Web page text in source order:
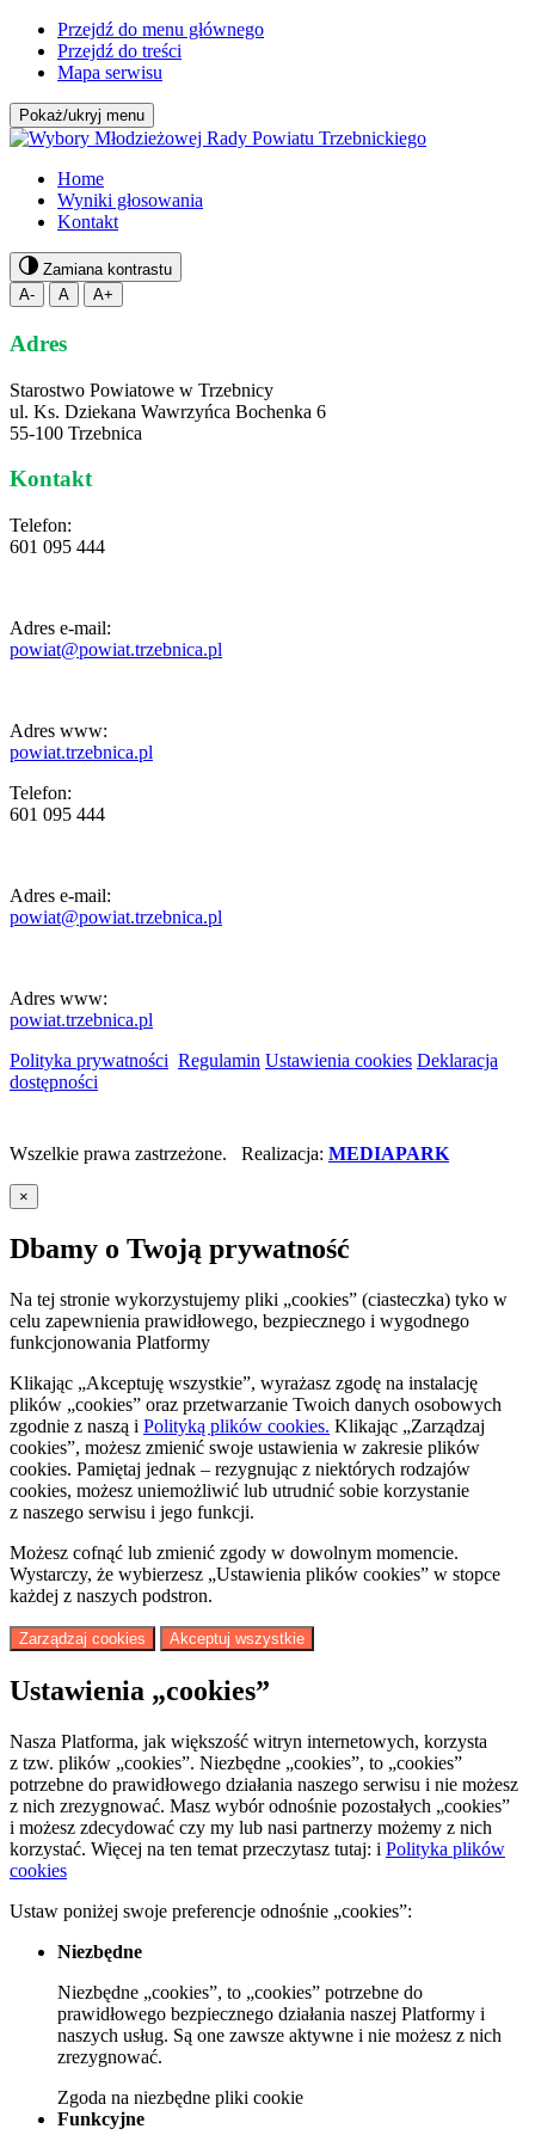
Przejdź do menu głównego
Przejdź do treści
Mapa serwisu
Pokaż/ukryj menu
Home
Wyniki głosowania
Kontakt
Zamiana kontrastu
A-
A A+
Adres
Starostwo Powiatowe w Trzebnicy
ul. Ks. Dziekana Wawrzyńca Bochenka 6
55-100 Trzebnica
Kontakt
Telefon:
601 095 444
Adres e-mail:
powiat@powiat.trzebnica.pl
Adres www:
powiat.trzebnica.pl
Telefon:
601 095 444
Adres e-mail:
powiat@powiat.trzebnica.pl
Adres www:
powiat.trzebnica.pl
Polityka prywatności Regulamin Ustawienia cookies Deklaracja
dostępności
Wszelkie prawa zastrzeżone. Realizacja: MEDIAPARK
×
Dbamy o Twoją prywatność
Na tej stronie wykorzystujemy pliki „cookies” (ciasteczka) tyko w
celu zapewnienia prawidłowego, bezpiecznego i wygodnego
funkcjonowania Platformy
Klikając „Akceptuję wszystkie”, wyrażasz zgodę na instalację
plików „cookies” oraz przetwarzanie Twoich danych osobowych
zgodnie z naszą i Polityką plików cookies. Klikając „Zarządzaj
cookies”, możesz zmienić swoje ustawienia w zakresie plików
cookies. Pamiętaj jednak – rezygnując z niektórych rodzajów
cookies, możesz uniemożliwić lub utrudnić sobie korzystanie
z naszego serwisu i jego funkcji.
Możesz cofnąć lub zmienić zgody w dowolnym momencie.
Wystarczy, że wybierzesz „Ustawienia plików cookies” w stopce
każdej z naszych podstron.
Zarządzaj cookies Akceptuj wszystkie
Ustawienia „cookies”
Nasza Platforma, jak większość witryn internetowych, korzysta
z tzw. plików „cookies”. Niezbędne „cookies”, to „cookies”
potrzebne do prawidłowego działania naszego serwisu i nie możesz
z nich zrezygnować. Masz wybór odnośnie pozostałych „cookies”
i możesz zdecydować czy my lub nasi partnerzy możemy z nich
korzystać. Więcej na ten temat przeczytasz tutaj: i Polityka plików
cookies
Ustaw poniżej swoje preferencje odnośnie „cookies”:
Niezbędne
Niezbędne „cookies”, to „cookies” potrzebne do
prawidłowego bezpiecznego działania naszej Platformy i
naszych usług. Są one zawsze aktywne i nie możesz z nich
zrezygnować.
Zgoda na niezbędne pliki cookie
Funkcyjne